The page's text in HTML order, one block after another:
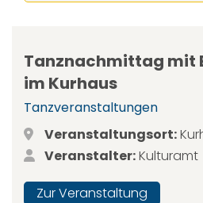
Tanznachmittag mit
im Kurhaus
Tanzveranstaltungen
Veranstaltungsort:
Veranstalter:Kulturamt
Zur Veranstaltung